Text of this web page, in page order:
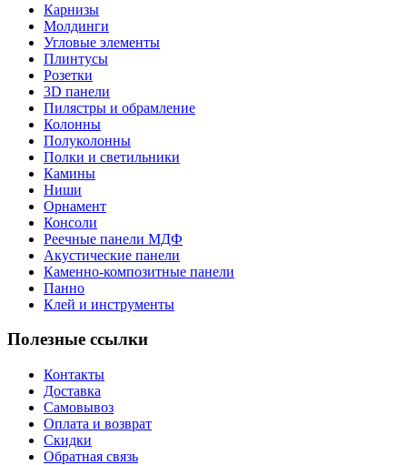
Карнизы
Молдинги
Угловые элементы
Плинтусы
Розетки
3D панели
Пилястры и обрамление
Колонны
Полуколонны
Полки и светильники
Камины
Ниши
Орнамент
Консоли
Реечные панели МДФ
Акустические панели
Каменно-композитные панели
Панно
Клей и инструменты
Полезные ссылки
Контакты
Доставка
Самовывоз
Оплата и возврат
Скидки
Обратная связь